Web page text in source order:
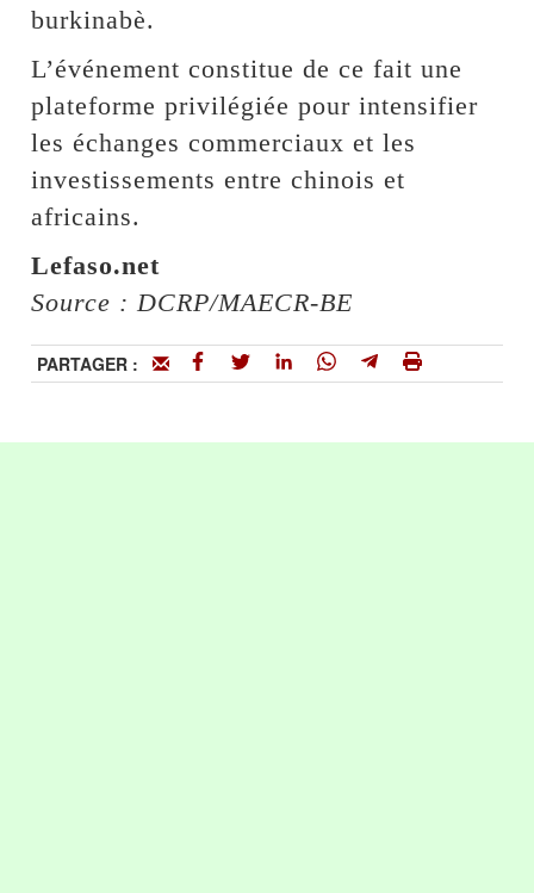
burkinabè.
L’événement constitue de ce fait une
plateforme privilégiée pour intensifier
les échanges commerciaux et les
investissements entre chinois et
africains.
Lefaso.net
Source : DCRP/MAECR-BE
PARTAGER :